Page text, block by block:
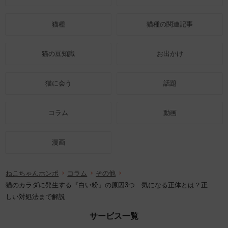
猫種 猫種の関連記事
猫の豆知識 お出かけ
猫に会う 話題
コラム 動画
漫画
ねこちゃんホンポ コラム
その他
猫のカラダに発生する『白い粉』の原因3つ 気になる正体とは？正
しい対処法まで解説
サービス一覧